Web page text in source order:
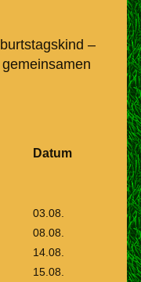
–
Datum
03.08.
08.08.
14.08.
15.08.